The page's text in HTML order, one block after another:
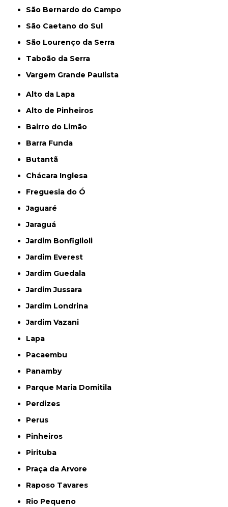
São Bernardo do Campo
São Caetano do Sul
São Lourenço da Serra
Taboão da Serra
Vargem Grande Paulista
Alto da Lapa
Alto de Pinheiros
Bairro do Limão
Barra Funda
Butantã
Chácara Inglesa
Freguesia do Ó
Jaguaré
Jaraguá
Jardim Bonfiglioli
Jardim Everest
Jardim Guedala
Jardim Jussara
Jardim Londrina
Jardim Vazani
Lapa
Pacaembu
Panamby
Parque Maria Domitila
Perdizes
Perus
Pinheiros
Pirituba
Praça da Arvore
Raposo Tavares
Rio Pequeno